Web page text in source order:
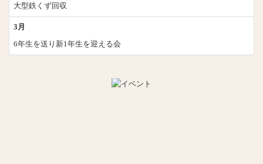
大型鉄くず回収
3月
6年生を送り新1年生を迎える会